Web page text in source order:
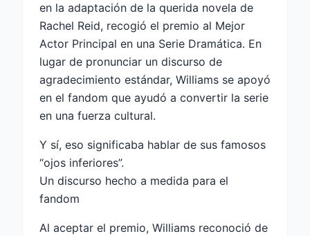
en la adaptación de la querida novela de
Rachel Reid, recogió el premio al Mejor
Actor Principal en una Serie Dramática. En
lugar de pronunciar un discurso de
agradecimiento estándar, Williams se apoyó
en el fandom que ayudó a convertir la serie
en una fuerza cultural.
Y sí, eso significaba hablar de sus famosos
“ojos inferiores”.
Un discurso hecho a medida para el
fandom
Al aceptar el premio, Williams reconoció de